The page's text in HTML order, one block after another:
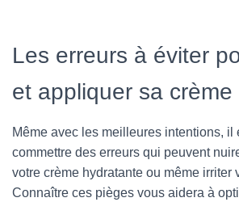
Les erreurs à éviter
et appliquer sa crème
Même avec les meilleures intentions, il
commettre des erreurs qui peuvent
votre crème hydratante ou même irriter
Connaître ces pièges vous aidera à